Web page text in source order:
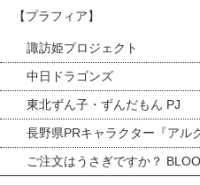
【プラフィア】
諏訪姫プロジェクト
中日ドラゴンズ
東北ずん子・ずんだもん PJ
長野県PRキャラクター『アル
ご注文はうさぎですか？